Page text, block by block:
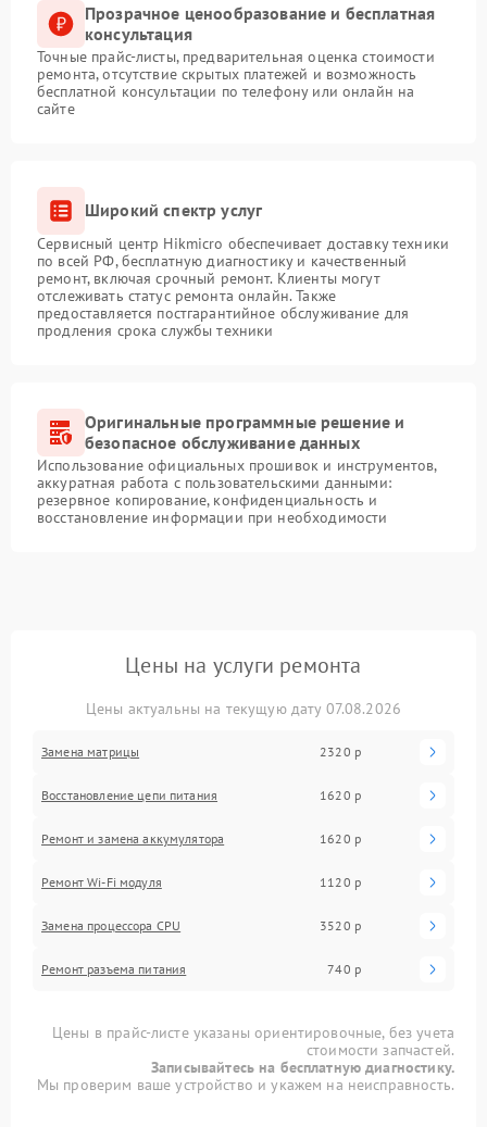
Прозрачное ценообразование и бесплатная
консультация
Точные прайс-листы, предварительная оценка стоимости
ремонта, отсутствие скрытых платежей и возможность
бесплатной консультации по телефону или онлайн на
сайте
Широкий спектр услуг
Сервисный центр Hikmicro обеспечивает доставку техники
по всей РФ, бесплатную диагностику и качественный
ремонт, включая срочный ремонт. Клиенты могут
отслеживать статус ремонта онлайн. Также
предоставляется постгарантийное обслуживание для
продления срока службы техники
Оригинальные программные решение и
безопасное обслуживание данных
Использование официальных прошивок и инструментов,
аккуратная работа с пользовательскими данными:
резервное копирование, конфиденциальность и
восстановление информации при необходимости
Цены на услуги ремонта
Цены актуальны на текущую дату 07.08.2026
Замена матрицы 2320 р
Восстановление цепи питания 1620 р
Ремонт и замена аккумулятора 1620 р
Ремонт Wi-Fi модуля 1120 р
Замена процессора CPU 3520 р
Ремонт разъема питания 740 р
Цены в прайс-листе указаны ориентировочные, без учета
стоимости запчастей.
Записывайтесь на бесплатную диагностику.
Мы проверим ваше устройство и укажем на неисправность.